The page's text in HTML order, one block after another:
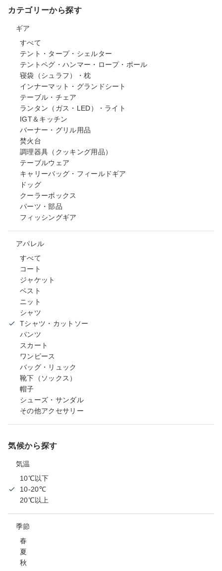
カテゴリーから探す
ギア
すべて
テント・タープ・シェルター
テントペグ・ハンマー・ロープ・ポール
寝袋（シュラフ）・枕
インナーマット・グランドシート
テーブル・チェア
ランタン（ガス・LED）・ライト
IGT＆キッチン
バーナー・グリル用品
焚火台
調理器具（クッキング用品）
テーブルウェア
キャリーバッグ・フィールドギア
ドッグ
クーラーボックス
パーツ・部品
フィッシングギア
アパレル
すべて
コート
ジャケット
ベスト
ニット
シャツ
Tシャツ・カットソー
パンツ
スカート
ワンピース
バッグ・リュック
靴下（ソックス）
帽子
シューズ・サンダル
その他アクセサリー
気候から探す
気温
10℃以下
10-20℃
20℃以上
季節
春
夏
秋